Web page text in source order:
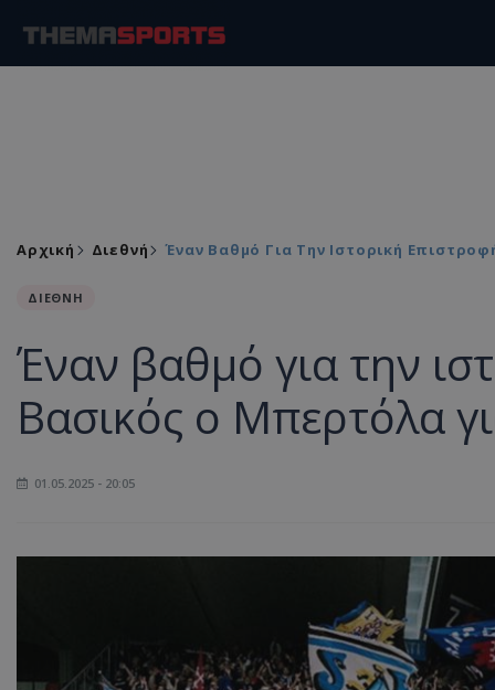
Αρχική Διεθνή Έναν Βαθμό Για Την Ιστορική
ΔΙΕΘΝΗ
Έναν βαθμό για την
Βασικός ο Μπερτόλα
01.05.2025 - 20:05